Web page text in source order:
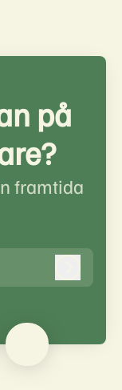
på
framtida